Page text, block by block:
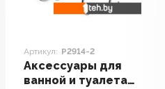
Артикул: P2914-2
Аксессуары для
ванной и туалета